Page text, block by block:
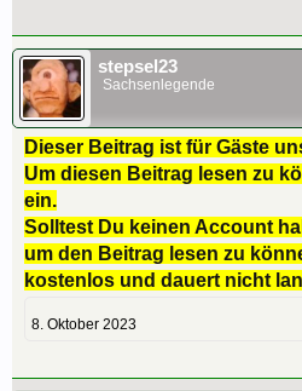
stepsel23
Sachsenlegende
Dieser Beitrag ist für Gäste
Um diesen Beitrag lesen zu
ein.
Solltest Du keinen Account
um den Beitrag lesen zu
kostenlos und dauert nicht
8. Oktober 2023